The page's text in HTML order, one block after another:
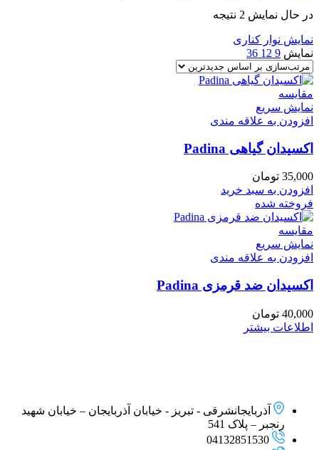
در حال نمایش 2 نتیجه
نمایش نوار کناری
نمایش 9
12
36
مقايسه
نمایش سریع
افزودن به علاقه مندی
اکسیدان گیاهی Padina
35,000 تومان
افزودن به سبد خرید
فروخته شده
مقايسه
نمایش سریع
افزودن به علاقه مندی
اکسیدان ضد قرمزی Padina
40,000 تومان
اطلاعات بیشتر
آذربایجانشرقی - تبریز - خیابان آذربایجان – خیابان شهید
رنجبر – پلاک 541
04132851530